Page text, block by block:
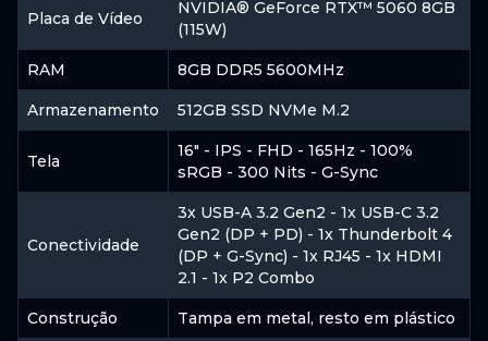
Livre
Indisponível
ACESSAR
Placa de Vídeo
NVIDIA® GeForce RTX™ 5060 8GB
(115W)
RAM 8GB DDR5 5600MHz
Armazenamento 512GB SSD NVMe M.2
Tela
16" - IPS - FHD - 165Hz - 100%
sRGB - 300 Nits - G-Sync
Conectividade
3x USB-A 3.2 Gen2 - 1x USB-C 3.2
Gen2 (DP + PD) - 1x Thunderbolt 4
(DP + G-Sync) - 1x RJ45 - 1x HDMI
2.1 - 1x P2 Combo
Construção Tampa em metal, resto em plástico